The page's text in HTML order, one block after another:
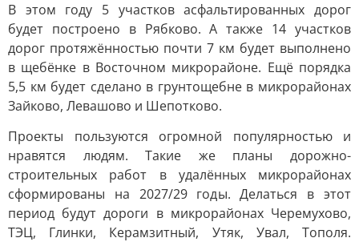
В этом году 5 участков асфальтированных дорог
будет построено в Рябково. А также 14 участков
дорог протяжённостью почти 7 км будет выполнено
в щебёнке в Восточном микрорайоне. Ещё порядка
5,5 км будет сделано в грунтощебне в микрорайонах
Зайково, Левашово и Шепотково.
Проекты пользуются огромной популярностью и
нравятся людям. Такие же планы дорожно-
строительных работ в удалённых микрорайонах
сформированы на 2027/29 годы. Делаться в этот
период будут дороги в микрорайонах Черемухово,
ТЭЦ, Глинки, Керамзитный, Утяк, Увал, Тополя.